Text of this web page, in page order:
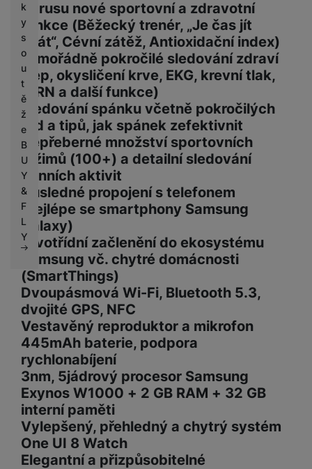
k
y
s
o
u
t
ě
ž
e
B
U
Y
&
F
L
Y
Zbrusu nové sportovní a zdravotní
funkce (Běžecký trenér, „Je čas jít
spát“, Cévní zátěž, Antioxidační index)
Mimořádně pokročilé sledování zdraví
(tep, okysličení krve, EKG, krevní tlak,
IHRN a další funkce)
Sledování spánku včetně pokročilých
rad a tipů, jak spánek zefektivnit
Nepřeberné množství sportovních
režimů (100+) a detailní sledování
denních aktivit
Důsledné propojení s telefonem
(nejlépe se smartphony Samsung
Galaxy)
Prvotřídní začlenění do ekosystému
Samsung vč. chytré domácnosti
(SmartThings)
Dvoupásmová Wi-Fi, Bluetooth 5.3,
dvojité GPS, NFC
Vestavěný reproduktor a mikrofon
445mAh baterie, podpora
rychlonabíjení
3nm, 5jádrový procesor Samsung
Exynos W1000 + 2 GB RAM + 32 GB
interní paměti
Vylepšený, přehledný a chytrý systém
One UI 8 Watch
Elegantní a přizpůsobitelné